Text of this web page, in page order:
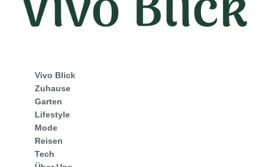
Vivo Blick
Zuhause
Garten
Lifestyle
Mode
Reisen
Tech